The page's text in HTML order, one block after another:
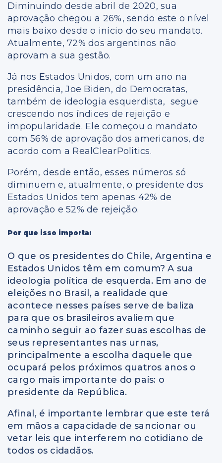
Diminuindo desde abril de 2020, sua
aprovação chegou a 26%, sendo este o nível
mais baixo desde o início do seu mandato.
Atualmente, 72% dos argentinos não
aprovam a sua gestão.
Já nos Estados Unidos, com um ano na
presidência, Joe Biden, do Democratas,
também de ideologia esquerdista, segue
crescendo nos índices de rejeição e
impopularidade. Ele começou o mandato
com 56% de aprovação dos americanos, de
acordo com a RealClearPolitics.
Porém, desde então, esses números só
diminuem e, atualmente, o presidente dos
Estados Unidos tem apenas 42% de
aprovação e 52% de rejeição.
Por que isso importa:
O que os presidentes do Chile, Argentina e
Estados Unidos têm em comum? A sua
ideologia política de esquerda. Em ano de
eleições no Brasil, a realidade que
acontece nesses países serve de baliza
para que os brasileiros avaliem que
caminho seguir ao fazer suas escolhas de
seus representantes nas urnas,
principalmente a escolha daquele que
ocupará pelos próximos quatros anos o
cargo mais importante do país: o
presidente da República.
Afinal, é importante lembrar que este terá
em mãos a capacidade de sancionar ou
vetar leis que interferem no cotidiano de
todos os cidadãos.